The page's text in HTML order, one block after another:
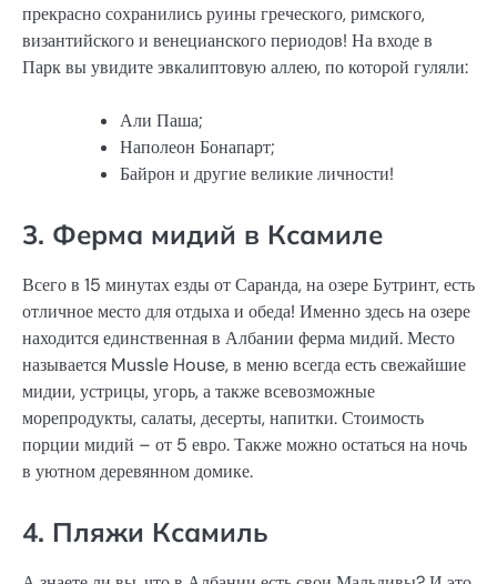
прекрасно сохранились руины греческого, римского,
византийского и венецианского периодов! На входе в
Парк вы увидите эвкалиптовую аллею, по которой гуляли:
Али Паша;
Наполеон Бонапарт;
Байрон и другие великие личности!
3. Ферма мидий в Ксамиле
Всего в 15 минутах езды от Саранда, на озере Бутринт, есть
отличное место для отдыха и обеда! Именно здесь на озере
находится единственная в Албании ферма мидий. Место
называется Mussle House, в меню всегда есть свежайшие
мидии, устрицы, угорь, а также всевозможные
морепродукты, салаты, десерты, напитки. Стоимость
порции мидий – от 5 евро. Также можно остаться на ночь
в уютном деревянном домике.
4. Пляжи Ксамиль